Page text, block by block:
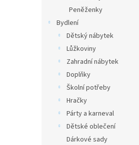
Peněženky
Bydlení
Dětský nábytek
Lůžkoviny
Zahradní nábytek
Doplňky
Školní potřeby
Hračky
Párty a karneval
Dětské oblečení
Dárkové sady